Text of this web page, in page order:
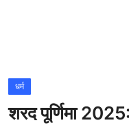
राज्य
अंतराष्ट्रीय
धर्म
शरद पूर्णिमा